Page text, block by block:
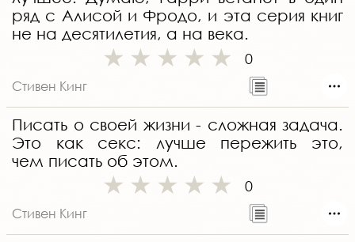
ряд с Алисой и Фродо, и эта серия книг
не на десятилетия, а на века.
0
Стивен Кинг
Писать о своей жизни - сложная задача.
Это как секс: лучше пережить это,
чем писать об этом.
0
Стивен Кинг